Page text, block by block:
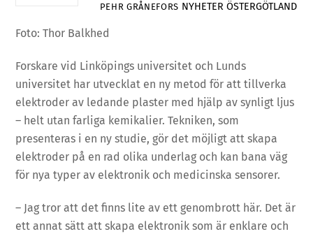
PEHR GRÅNEFORS NYHETER ÖSTERGÖTLAND
Foto: Thor Balkhed
Forskare vid Linköpings universitet och Lunds
universitet har utvecklat en ny metod för att tillverka
elektroder av ledande plaster med hjälp av synligt ljus
– helt utan farliga kemikalier. Tekniken, som
presenteras i en ny studie, gör det möjligt att skapa
elektroder på en rad olika underlag och kan bana väg
för nya typer av elektronik och medicinska sensorer.
– Jag tror att det finns lite av ett genombrott här. Det är
ett annat sätt att skapa elektronik som är enklare och